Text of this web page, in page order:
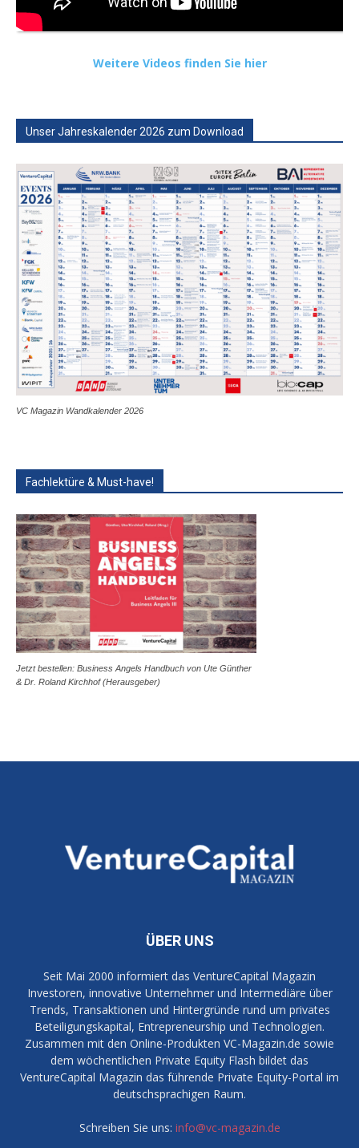
Weitere Videos finden Sie hier
Unser Jahreskalender 2026 zum Download
VC Magazin Wandkalender 2026
Fachlektüre & Must-have!
Jetzt bestellen: Business Angels Handbuch von Ute Günther
& Dr. Roland Kirchhof (Herausgeber)
ÜBER UNS
Seit Mai 2000 informiert das VentureCapital Magazin
Investoren, innovative Unternehmer und Intermediäre über
Trends, Transaktionen und Hintergründe rund um privates
Beteiligungskapital, Entrepreneurship und Technologien.
Zusammen mit den Online-Produkten VC-Magazin.de sowie
dem wöchentlichen Private Equity Flash bildet das
VentureCapital Magazin das führende Private Equity-Portal im
deutschsprachigen Raum.
Schreiben Sie uns: info@vc-magazin.de